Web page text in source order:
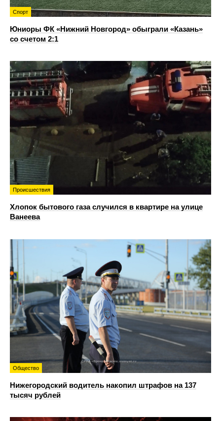
Спорт
Юниоры ФК «Нижний Новгород» обыграли «Казань»
со счетом 2:1
Происшествия
Хлопок бытового газа случился в квартире на улице
Ванеева
Общество
Нижегородский водитель накопил штрафов на 137
тысяч рублей